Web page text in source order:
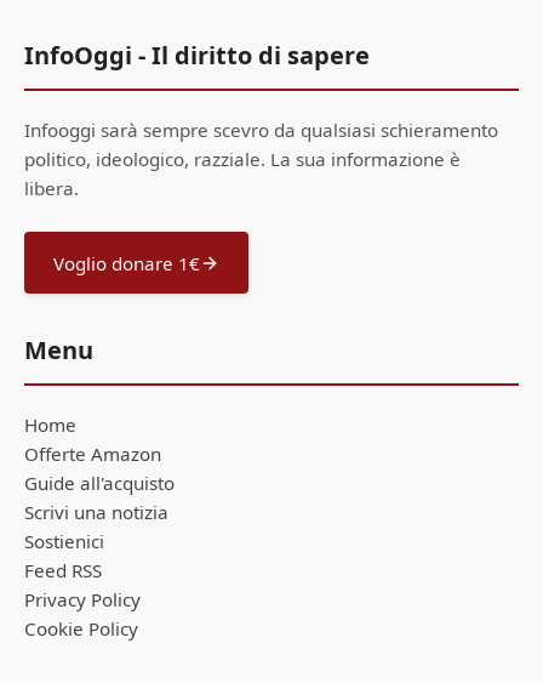
InfoOggi - Il diritto di sapere
Infooggi sarà sempre scevro da qualsiasi schieramento
politico, ideologico, razziale. La sua informazione è
libera.
Voglio donare 1€
Menu
Home
Offerte Amazon
Guide all'acquisto
Scrivi una notizia
Sostienici
Feed RSS
Privacy Policy
Cookie Policy